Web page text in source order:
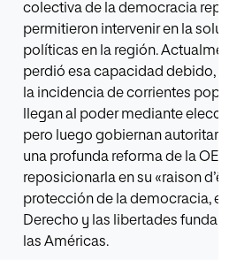
colectiva de la democracia
permitieron intervenir en la
políticas en la región.
perdió esa capacidad debido,
la incidencia de corrientes
llegan al poder mediante
pero luego gobiernan
una profunda reforma de la
reposicionarla en su «raison
protección de la democracia, el
Derecho y las libertades
las Américas.